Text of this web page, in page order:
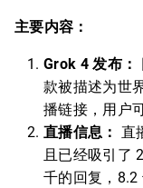
主要内容：
Grok 4 发布：
款被描述为世
播链接，用户
直播信息： 直
且已经吸引了
千的回复，8.2